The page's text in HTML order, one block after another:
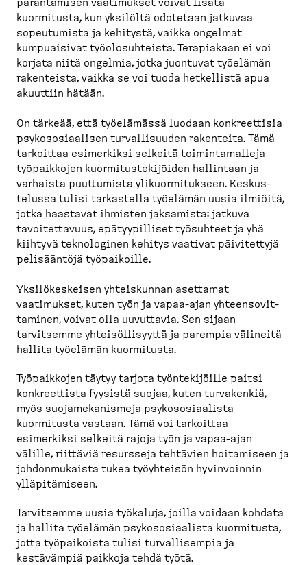
parantamisen vaatimukset voivat lisätä
kuormitusta, kun yksilöltä odotetaan jatkuvaa
sopeutumista ja kehitystä, vaikka ongelmat
kumpuaisivat työolo­suh­teista. Terapiakaan ei voi
korjata niitä ongelmia, jotka juontuvat työelämän
rakenteista, vaikka se voi tuoda hetkellistä apua
akuuttiin hätään.
On tärkeää, että työelämässä luodaan konkreettisia
psykoso­si­aalisen turval­li­suuden rakenteita. Tämä
tarkoittaa esimerkiksi selkeitä toimin­ta­malleja
työpaikkojen kuormi­tus­te­ki­jöiden hallintaan ja
varhaista puuttumista ylikuor­mi­tukseen. Keskus­
telussa tulisi tarkastella työelämän uusia ilmiöitä,
jotka haastavat ihmisten jaksamista: jatkuva
tavoitet­tavuus, epätyy­pilliset työsuhteet ja yhä
kiihtyvä teknologinen kehitys vaativat päivitettyjä
pelisääntöjä työpai­koille.
Yksilö­kes­keisen yhteis­kunnan asettamat
vaatimukset, kuten työn ja vapaa-​ajan yhteen­so­vit­
taminen, voivat olla uuvuttavia. Sen sijaan
tarvitsemme yhteisöl­li­syyttä ja parempia välineitä
hallita työelämän kuormitusta.
Työpaikkojen täytyy tarjota työnte­ki­jöille paitsi
konkreettista fyysistä suojaa, kuten turvakenkiä,
myös suojame­ka­nismeja psykoso­si­aalista
kuormitusta vastaan. Tämä voi tarkoittaa
esimerkiksi selkeitä rajoja työn ja vapaa-​ajan
välille, riittäviä resursseja tehtävien hoitamiseen ja
johdon­mu­kaista tukea työyhteisön hyvinvoinnin
ylläpi­tä­miseen.
Tarvitsemme uusia työkaluja, joilla voidaan kohdata
ja hallita työelämän psykoso­si­aalista kuormitusta,
jotta työpai­koista tulisi turval­li­sempia ja
kestävämpiä paikkoja tehdä työtä.